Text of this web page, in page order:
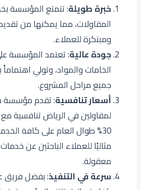
خبرة طويلة: تتمتع المؤسسة
المقاولات، مما يمكنها من
ومبتكرة للعملاء.
جودة عالية: تعتمد المؤسسة
الخامات والمواد، وتولي اهتماماً
جميع مراحل المشروع.
أسعار تنافسية: تقدم مؤسسة
لمقاولين في الرياض تنافسية
30% طوال العام على كافة
مثاليًا للعملاء الباحثين عن
معقولة.
سرعة في التنفيذ: بفضل